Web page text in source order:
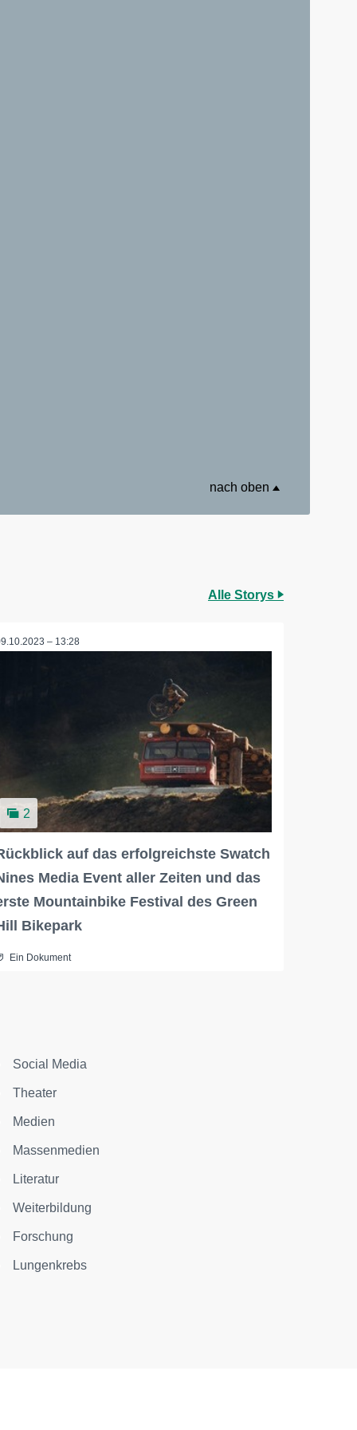
nach oben
Alle Storys
– 13:28
2
auf das erfolgreichste Swatch
Media Event aller Zeiten und das
Mountainbike Festival des Green
Bikepark
Ein Dokument
Social Media
Theater
Medien
Massenmedien
Literatur
Weiterbildung
Forschung
Lungenkrebs